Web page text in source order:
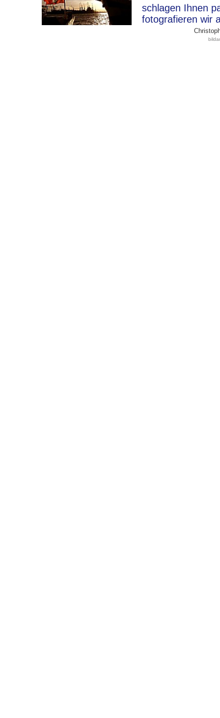
schlagen Ihnen
fotografieren wir